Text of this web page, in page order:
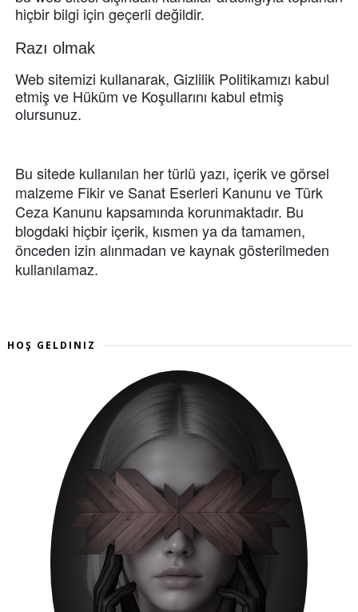
hiçbir bilgi için geçerli değildir.
Razı olmak
Web sitemizi kullanarak, Gizlilik Politikamızı kabul
etmiş ve Hüküm ve Koşullarını kabul etmiş
olursunuz.
Bu sitede kullanılan her türlü yazı, içerik ve görsel
malzeme Fikir ve Sanat Eserleri Kanunu ve Türk
Ceza Kanunu kapsamında korunmaktadır. Bu
blogdaki hiçbir içerik, kısmen ya da tamamen,
önceden izin alınmadan ve kaynak gösterilmeden
kullanılamaz.
HOŞ GELDINIZ